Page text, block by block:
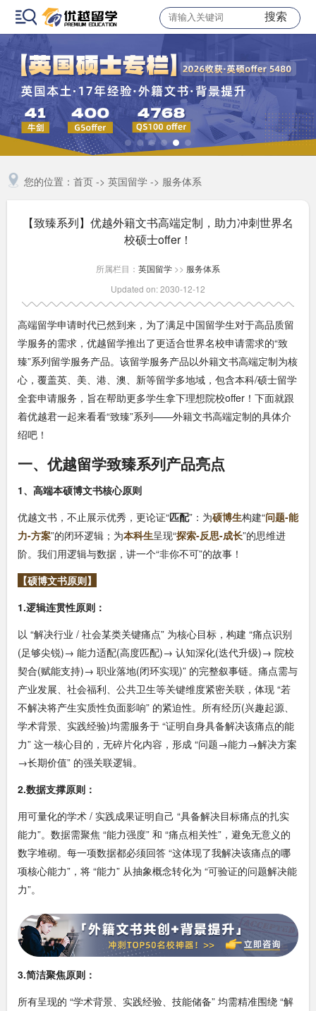
搜索
您的位置： 首页-> 英国留学-> 服务体系
【致臻系列】优越外籍文书高端定制，助力冲刺世界名
校硕士offer！
所属栏目： 英国留学 >> 服务体系
Updated on: 2030-12-12
高端留学申请时代已然到来，为了满足中国留学生对于高品质留
学服务的需求，优越留学推出了更适合世界名校申请需求的“致
臻”系列留学服务产品。该留学服务产品以外籍文书高端定制为核
心，覆盖英、美、港、澳、新等留学多地域，包含本科/硕士留学
全套申请服务，旨在帮助更多学生拿下理想院校offer！下面就跟
着优越君一起来看看“致臻”系列——外籍文书高端定制的具体介
绍吧！
一、优越留学致臻系列产品亮点
1、高端本硕博文书核心原则
优越文书，不止展示优秀，更论证“匹配”：为硕博生构建“问题-能
力-方案”的闭环逻辑；为本科生呈现“探索-反思-成长”的思维进
阶。我们用逻辑与数据，讲一个“非你不可”的故事！
【硕博文书原则】
1.逻辑连贯性原则：
以 “解决行业 / 社会某类关键痛点” 为核心目标，构建 “痛点识别
(足够尖锐)→ 能力适配(高度匹配)→ 认知深化(迭代升级)→ 院校
契合(赋能支持)→ 职业落地(闭环实现)” 的完整叙事链。痛点需与
产业发展、社会福利、公共卫生等关键维度紧密关联，体现 “若
不解决将产生实质性负面影响” 的紧迫性。所有经历(兴趣起源、
学术背景、实践经验)均需服务于 “证明自身具备解决该痛点的能
力” 这一核心目的，无碎片化内容，形成 “问题→能力→解决方案
→长期价值” 的强关联逻辑。
2.数据支撑原则：
用可量化的学术 / 实践成果证明自己 “具备解决目标痛点的扎实
能力”。数据需聚焦 “能力强度” 和 “痛点相关性”，避免无意义的
数字堆砌。每一项数据都必须回答 “这体现了我解决该痛点的哪
项核心能力”，将 “能力” 从抽象概念转化为 “可验证的问题解决能
力”。
3.简洁聚焦原则：
所有呈现的 “学术背景、实践经验、技能储备” 均需精准围绕 “解